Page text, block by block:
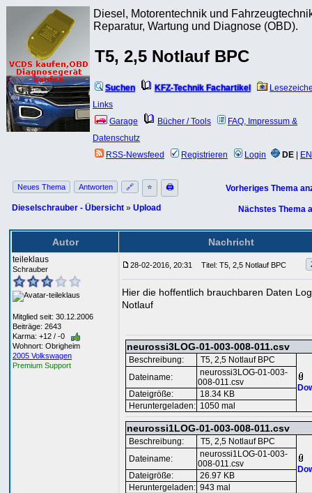
Diesel, Motorentechnik und
Reparatur, Wartung und Diagnose (OBD).
T5, 2,5 Notlauf BPC
Suchen KFZ-Technik Fachartikel
Links
Garage
Bücher / Tools
FAQ, Impressum &
Datenschutz
RSS-Newsfeed
Registrieren Login DE EN
Neues Thema Antworten 🔗 ⭐ 🖨
Dieselschrauber - Übersicht » Upload
Vorheriges Thema
Nächstes Thema
Autor Nachricht
teileklaus
Schrauber
Mitglied seit: 30.12.2006
Beiträge: 2643
Karma: +12 / -0
Wohnort: Obrigheim
2005 Volkswagen
Premium Support
28-02-2016, 20:31 Titel: T5, 2,5 Notlauf BPC
Hier die hoffentlich brauchbaren Daten
Notlauf
neurossi3LOG-01-003-008-011.csv
Beschreibung: T5, 2,5 Notlauf BPC
Dateiname:
neurossi3LOG-01-003-
008-011.csv
Dateigröße:
18.34 KB
Heruntergeladen: 1050 mal
neurossi1LOG-01-003-008-011.csv
Beschreibung: T5, 2,5 Notlauf BPC
Dateiname:
neurossi1LOG-01-003-
008-011.csv
Dateigröße:
26.97 KB
Heruntergeladen: 943 mal